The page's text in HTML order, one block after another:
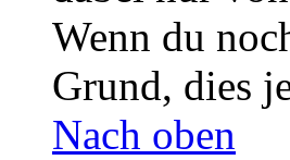
Wenn du
Grund, dies
Nach oben